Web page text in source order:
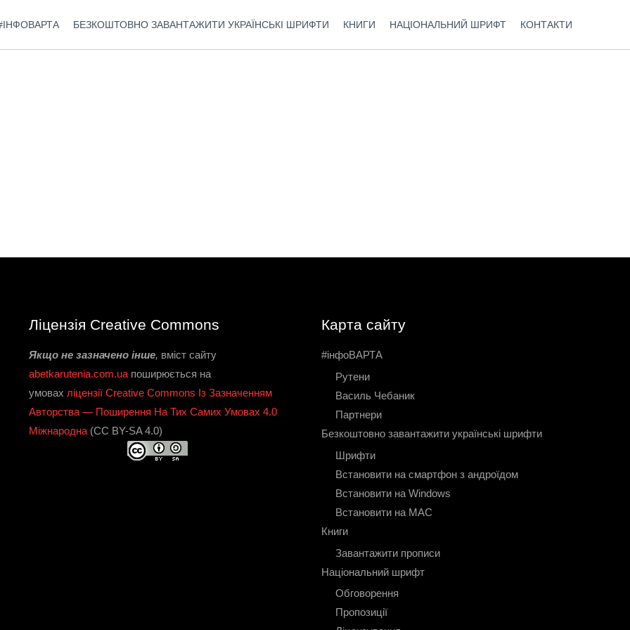
БЕЗКОШТОВНО ЗАВАНТАЖИТИ УКРАЇНСЬКІ ШРИФТИ КНИГИ НАЦІОНАЛЬНИЙ ШРИФТ КОНТАКТИ
Ліцензія Creative Commons
Якщо не зазначено інше, вміст сайту
abetkarutenia.com.uaпоширюється на
умовах ліцензії Creative Commons Із Зазначенням
Авторства — Поширення На Тих Самих Умовах 4.0
Міжнародна(CC BY-SA 4.0)
Карта сайту
#інфоВАРТА
Рутени
Василь Чебаник
Партнери
Безкоштовно завантажити українські шрифти
Шрифти
Встановити на смартфон з андроїдом
Встановити на Windows
Встановити на МАС
Книги
Завантажити прописи
Національний шрифт
Обговорення
Пропозиції